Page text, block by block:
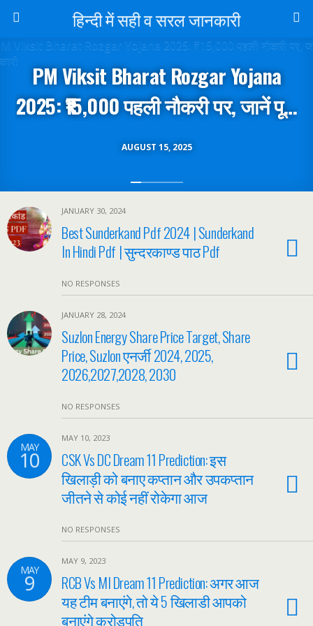
हिन्दी में सही व सरल जानकारी
AUGUST 15, 2025
PM Viksit Bharat Rozgar Yojana
2025: ₹15,000 पहली नौकरी पर, जानें पूरी
जानकारी
JANUARY 30, 2024
Best Sunderkand Pdf 2024 | Sunderkand
In Hindi Pdf | सुन्दरकाण्ड पाठ Pdf
NO RESPONSES
JANUARY 28, 2024
Suzlon Energy Share Price Target, Share
Price, Suzlon एनर्जी 2024, 2025,
2026,2027,2028, 2030
NO RESPONSES
MAY
10
MAY 10, 2023
CSK Vs DC Dream 11 Prediction: इस
खिलाड़ी को बनाए कप्तान और उपकप्तान
जीतने से कोई नहीं रोकेगा आज
NO RESPONSES
MAY
9
MAY 9, 2023
RCB Vs MI Dream 11 Prediction: अगर आज
यह टीम बनाएंगे, तो ये 5 खिलाडी आपको
बनाएंगे करोड़पति